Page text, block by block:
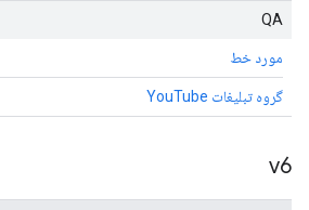
QA
مورد خط
گروه تبلیغات YouTube
v6